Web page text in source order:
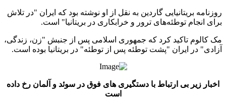
روزنامه بریتانیایی گاردین به نقل از او نوشته بود که ایران "در تلاش
برای انجام توطئه‌های ترور و خرابکاری در بریتانیا" است.
مک کالوم تاکید کرد که جمهوری اسلامی پس از جنبش "زن، زندگی،
آزادی" در ایران "پشت توطئه پس از توطئه" در بریتانیا بوده است.
اخبار زیر بی ارتباط با دستگیری های فوق در سوئد و آلمان رخ داده
است